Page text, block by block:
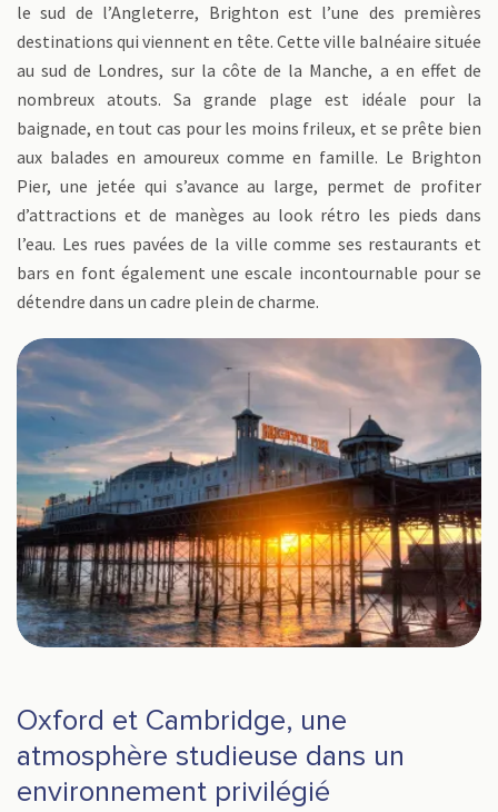
le sud de l’Angleterre, Brighton est l’une des premières
destinations qui viennent en tête. Cette ville balnéaire située
au sud de Londres, sur la côte de la Manche, a en effet de
nombreux atouts. Sa grande plage est idéale pour la
baignade, en tout cas pour les moins frileux, et se prête bien
aux balades en amoureux comme en famille. Le Brighton
Pier, une jetée qui s’avance au large, permet de profiter
d’attractions et de manèges au look rétro les pieds dans
l’eau. Les rues pavées de la ville comme ses restaurants et
bars en font également une escale incontournable pour se
détendre dans un cadre plein de charme.
Oxford et Cambridge, une
atmosphère studieuse dans un
environnement privilégié